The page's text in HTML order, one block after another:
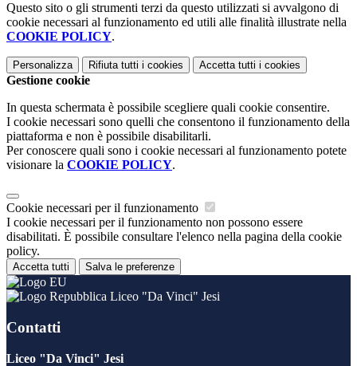
Questo sito o gli strumenti terzi da questo utilizzati si avvalgono di
cookie necessari al funzionamento ed utili alle finalità illustrate nella
COOKIE POLICY.
Personalizza Rifiuta tutti i cookies Accetta tutti i cookies
Gestione cookie
In questa schermata è possibile scegliere quali cookie consentire.
I cookie necessari sono quelli che consentono il funzionamento della
piattaforma e non è possibile disabilitarli.
Per conoscere quali sono i cookie necessari al funzionamento potete
visionare la COOKIE POLICY.
Cookie necessari per il funzionamento
I cookie necessari per il funzionamento non possono essere
disabilitati. È possibile consultare l'elenco nella pagina della cookie
policy.
Accetta tutti Salva le preferenze
Liceo "Da Vinci" Jesi
Contatti
Liceo "Da Vinci" Jesi